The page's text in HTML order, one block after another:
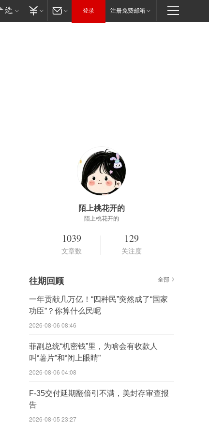
登录 注册免费邮箱
陌上桃花开的
陌上桃花开的
1039
文章数
129
关注度
往期回顾 全部
一年贡献几万亿！“四种民”突然成了“国家
功臣”？你算什么民呢
2026-08-06 08:46
菲副总统“机密钱”里，为啥会有收款人
叫“薯片”和“闭上眼睛”
2026-08-06 04:08
F-35交付延期翻倍引不满，美封存审查报
告
2026-08-05 23:27